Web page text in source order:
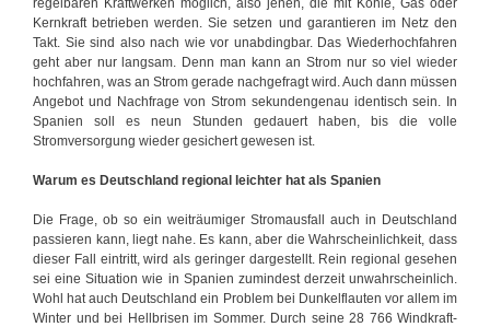
regelbaren Kraftwerken möglich, also jenen, die mit Kohle, Gas oder
Kernkraft betrieben werden. Sie setzen und garantieren im Netz den
Takt. Sie sind also nach wie vor unabdingbar. Das Wiederhochfahren
geht aber nur langsam. Denn man kann an Strom nur so viel wieder
hochfahren, was an Strom gerade nachgefragt wird. Auch dann müssen
Angebot und Nachfrage von Strom sekundengenau identisch sein. In
Spanien soll es neun Stunden gedauert haben, bis die volle
Stromversorgung wieder gesichert gewesen ist.
Warum es Deutschland regional leichter hat als Spanien
Die Frage, ob so ein weiträumiger Stromausfall auch in Deutschland
passieren kann, liegt nahe. Es kann, aber die Wahrscheinlichkeit, dass
dieser Fall eintritt, wird als geringer dargestellt. Rein regional gesehen
sei eine Situation wie in Spanien zumindest derzeit unwahrscheinlich.
Wohl hat auch Deutschland ein Problem bei Dunkelflauten vor allem im
Winter und bei Hellbrisen im Sommer. Durch seine 28 766 Windkraft-